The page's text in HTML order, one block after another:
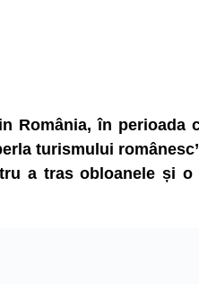
România, în perioada
turismului
a tras obloanele și